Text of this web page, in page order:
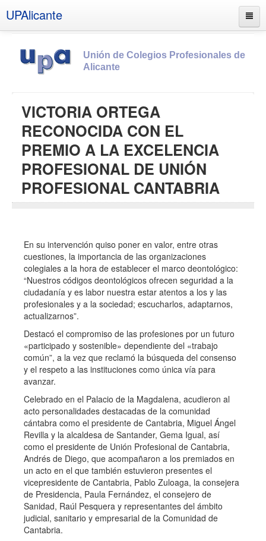
UPAlicante
Unión de Colegios Profesionales de
Alicante
Socios
Estatutos
Documentos
Boletines
PROA
Contacto
VICTORIA ORTEGA
RECONOCIDA CON EL
PREMIO A LA EXCELENCIA
PROFESIONAL DE UNIÓN
PROFESIONAL CANTABRIA
En su intervención quiso poner en valor, entre otras
cuestiones, la importancia de las organizaciones
colegiales a la hora de establecer el marco deontológico:
“Nuestros códigos deontológicos ofrecen seguridad a la
ciudadanía y es labor nuestra estar atentos a los y las
profesionales y a la sociedad; escucharlos, adaptarnos,
actualizarnos”.
Destacó el compromiso de las profesiones por un futuro
«participado y sostenible» dependiente del «trabajo
común”, a la vez que reclamó la búsqueda del consenso
y el respeto a las instituciones como única vía para
avanzar.
Celebrado en el Palacio de la Magdalena, acudieron al
acto personalidades destacadas de la comunidad
cántabra como el presidente de Cantabria, Miguel Ángel
Revilla y la alcaldesa de Santander, Gema Igual, así
como el presidente de Unión Profesional de Cantabria,
Andrés de Diego, que acompañaron a los premiados en
un acto en el que también estuvieron presentes el
vicepresidente de Cantabria, Pablo Zuloaga, la consejera
de Presidencia, Paula Fernández, el consejero de
Sanidad, Raúl Pesquera y representantes del ámbito
judicial, sanitario y empresarial de la Comunidad de
Cantabria.